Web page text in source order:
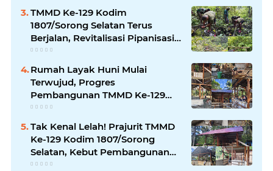
TMMD Ke-129 Kodim
1807/Sorong Selatan Terus
Berjalan, Revitalisasi Pipanisasi
Air Bersih di Kampung Sesor
Capai Progres 30 Persen
Rumah Layak Huni Mulai
Terwujud, Progres
Pembangunan TMMD Ke-129
Kodim 1807/Sorong Selatan
Capai 20%
Tak Kenal Lelah! Prajurit TMMD
Ke-129 Kodim 1807/Sorong
Selatan, Kebut Pembangunan
Rumah Warga Demi Wujudkan